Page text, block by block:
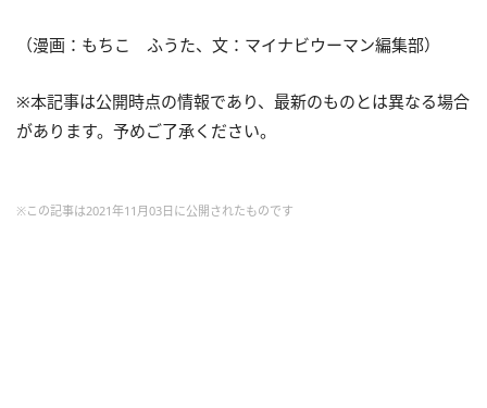
（漫画：もちこ ふうた、文：マイナビウーマン編集部）
※本記事は公開時点の情報であり、最新のものとは異なる場合
があります。予めご了承ください。
※この記事は2021年11月03日に公開されたものです